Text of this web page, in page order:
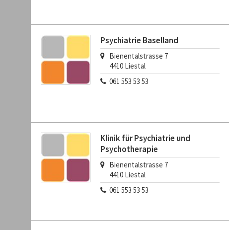
Psychiatrie Baselland
Bienentalstrasse 7
4410 Liestal
061 553 53 53
Klinik für Psychiatrie und
Psychotherapie
Bienentalstrasse 7
4410 Liestal
061 553 53 53